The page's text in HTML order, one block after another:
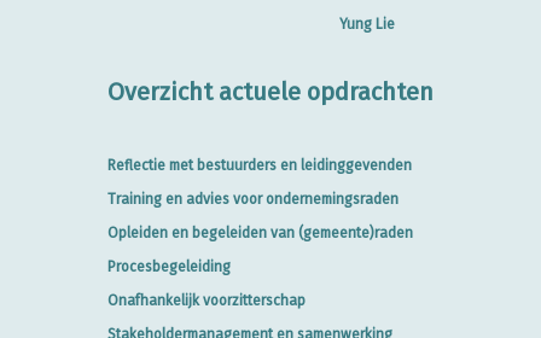
Yung Lie
Overzicht actuele opdrachten
Reflectie met bestuurders en leidinggevenden
Training en advies voor ondernemingsraden
Opleiden en begeleiden van (gemeente)raden
Procesbegeleiding
Onafhankelijk voorzitterschap
Stakeholdermanagement en samenwerking